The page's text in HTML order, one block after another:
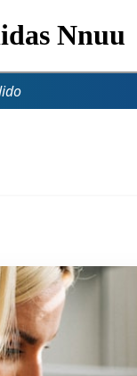
Nnuu